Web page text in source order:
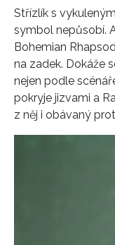
Střízlík s
symbol nepůsobí.
Bohemian
na zadek. Dokáže
nejen podle
pokryje jizvami a
z něj i obávaný